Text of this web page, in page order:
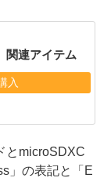
関連アイテム
入
とmicroSDXC
」の表記と「E